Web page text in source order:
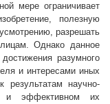
мере ограничивает
полезную
разрешать
. Однако данное
разумного
и интересами иных
научно-
и эффективном их